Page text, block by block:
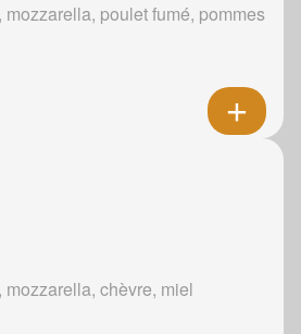
poulet fumé, pommes
chèvre, miel